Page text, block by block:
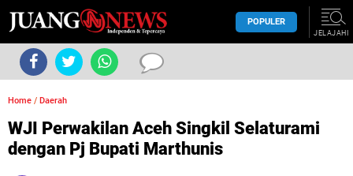
POPULER
JELAJAHI
Home / Daerah
WJI Perwakilan Aceh Singkil Selaturami
dengan Pj Bupati Marthunis